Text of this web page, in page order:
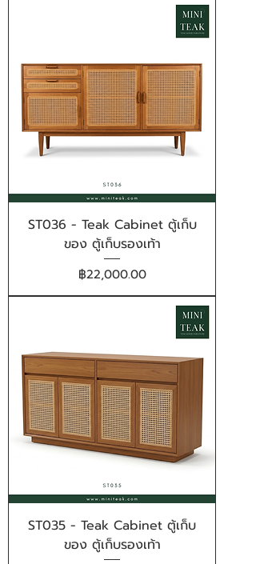
ST036 - Teak Cabinet ตู้เก็บ
ของ ตู้เก็บรองเท้า
ราคา
฿22,000.00
ST035 - Teak Cabinet ตู้เก็บ
ของ ตู้เก็บรองเท้า